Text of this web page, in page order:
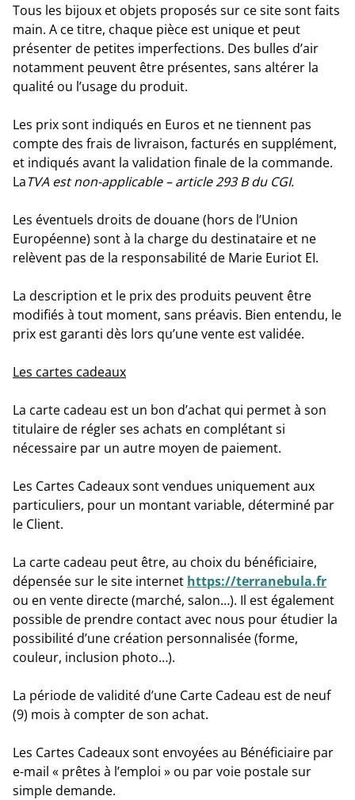
Tous les bijoux et objets proposés sur ce site sont faits
main. A ce titre, chaque pièce est unique et peut
présenter de petites imperfections. Des bulles d’air
notamment peuvent être présentes, sans altérer la
qualité ou l’usage du produit.
Les prix sont indiqués en Euros et ne tiennent pas
compte des frais de livraison, facturés en supplément,
et indiqués avant la validation finale de la commande.
LaTVA est non-applicable – article 293 B du CGI.
Les éventuels droits de douane(hors de l’Union
Européenne) sont à la charge du destinataire et ne
relèvent pas de la responsabilité de Marie Euriot EI.
La description et le prix des produits peuvent être
modifiés à tout moment, sans préavis. Bien entendu, le
prix est garanti dès lors qu’une vente est validée.
Les cartes cadeaux
La carte cadeau est un bon d’achat qui permet à son
titulaire de régler ses achats en complétant si
nécessaire par un autre moyen de paiement.
Les Cartes Cadeaux sont vendues uniquement aux
particuliers, pour un montant variable, déterminé par
le Client.
La carte cadeau peut être, au choix du bénéficiaire,
dépensée sur lesite internet https://terranebula.fr
ou en vente directe(marché, salon…). Il est également
possible de prendre contact avec nous pour étudier la
possibilité d’une création personnalisée (forme,
couleur, inclusion photo…).
La période de validité d’une Carte Cadeau est de neuf
(9) mois à compter de son achat.
Les Cartes Cadeaux sont envoyées au Bénéficiaire par
e-mail « prêtes à l’emploi » ou par voie postale sur
simple demande.